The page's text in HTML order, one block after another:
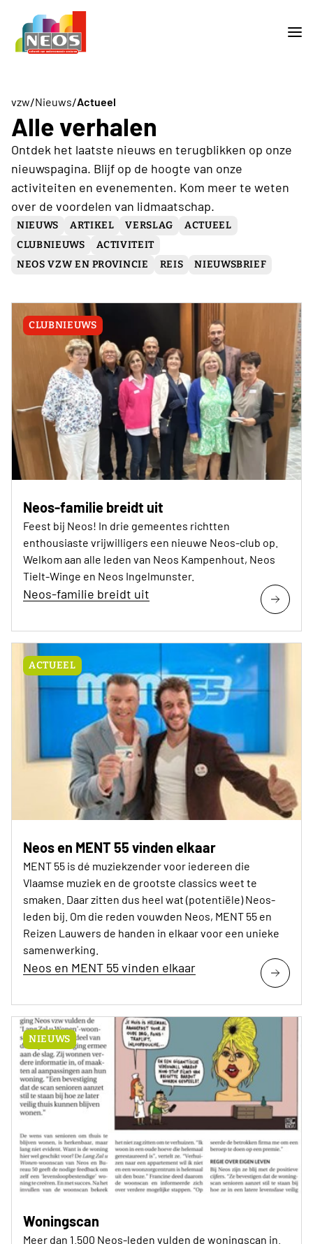
vzw/Nieuws/Actueel
Alle verhalen
Ontdek het laatste nieuws en terugblikken op onze
nieuwspagina. Blijf op de hoogte van onze
activiteiten en evenementen. Kom meer te weten
over de voordelen van lidmaatschap.
NIEUWS ARTIKEL VERSLAG
ACTUEEL
CLUBNIEUWS
ACTIVITEIT
NEOS VZW EN PROVINCIE
REIS NIEUWSBRIEF
CLUBNIEUWS
Neos-familie breidt uit
Feest bij Neos! In drie gemeentes richtten
enthousiaste vrijwilligers een nieuwe Neos-club op.
Welkom aan alle leden van Neos Kampenhout, Neos
Tielt-Winge en Neos Ingelmunster.
Neos-familie breidt uit
ACTUEEL
Neos en MENT 55 vinden elkaar
MENT 55 is dé muziekzender voor iedereen die
Vlaamse muziek en de grootste classics weet te
smaken. Daar zitten dus heel wat (potentiële) Neos-
leden bij. Om die reden vouwden Neos, MENT 55 en
Reizen Lauwers de handen in elkaar voor een unieke
samenwerking.
Neos en MENT 55 vinden elkaar
NIEUWS
Woningscan
Meer dan 1.500 Neos-leden vulden de woningscan in.